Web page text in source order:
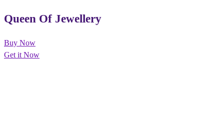
Queen Of Jewellery
Buy Now
Get it Now